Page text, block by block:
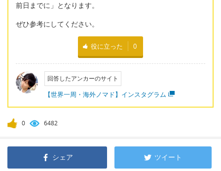
前日までに」となります。
ぜひ参考にしてください。
役に立った 0
回答したアンカーのサイト
【世界一周・海外ノマド】インスタグラム
0 6482
シェア ツイート